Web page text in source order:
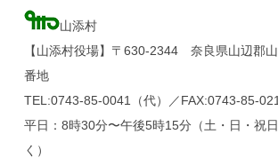
山添村
【山添村役場】〒630-2344 奈良県山辺郡
番地
TEL:0743-85-0041（代）／FAX:0743-85-
平日：8時30分〜午後5時15分（土・日・祝
く）